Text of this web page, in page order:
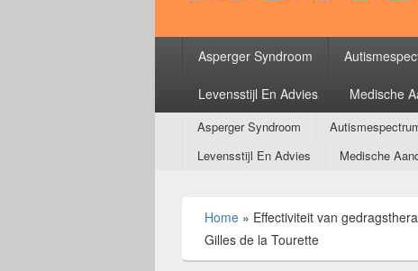
Asperger Syndroom
Levensstijl En Advies Medische
SubmenuAsperger Syndroom
Levensstijl En Advies
Medische
Home » Effectiviteit van
Gilles de la Tourette